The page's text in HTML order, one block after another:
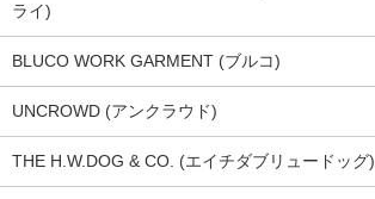
ライ)
BLUCO WORK GARMENT (ブルコ)
UNCROWD (アンクラウド)
THE H.W.DOG & CO. (エイチダブリュードッグ)